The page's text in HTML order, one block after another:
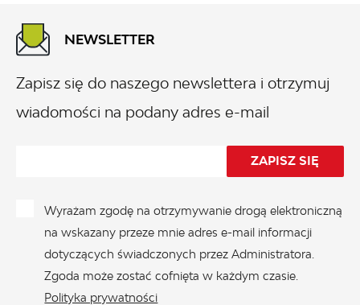
NEWSLETTER
Zapisz się do naszego newslettera i otrzymuj
wiadomości na podany adres e-mail
Wyrażam zgodę na otrzymywanie drogą elektroniczną
na wskazany przeze mnie adres e-mail informacji
dotyczących świadczonych przez Administratora.
Zgoda może zostać cofnięta w każdym czasie.
Polityka prywatności